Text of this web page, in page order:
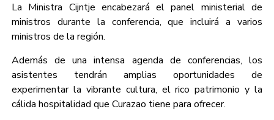
La Ministra Cijntje encabezará el panel ministerial de
ministros durante la conferencia, que incluirá a varios
ministros de la región.
Además de una intensa agenda de conferencias, los
asistentes tendrán amplias oportunidades de
experimentar la vibrante cultura, el rico patrimonio y la
cálida hospitalidad que Curazao tiene para ofrecer.